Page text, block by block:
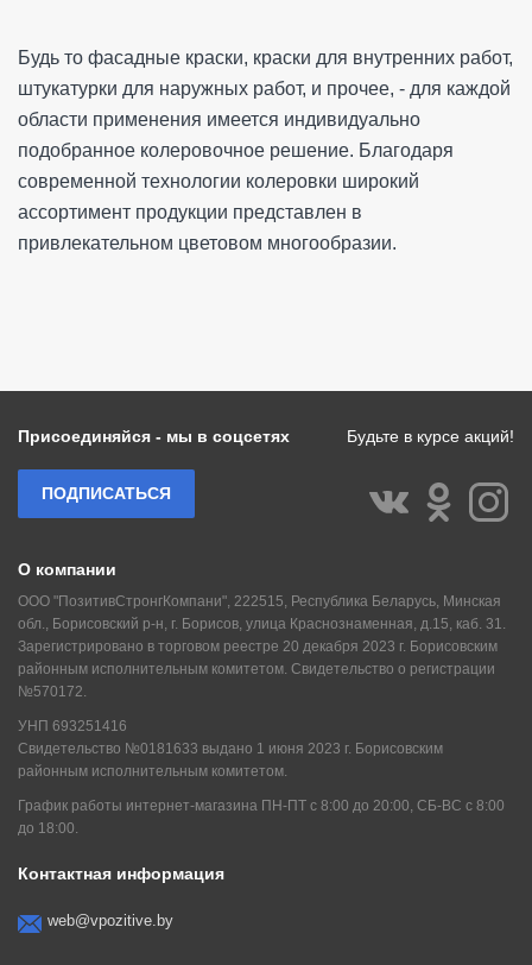
Будь то фасадные краски, краски для внутренних работ,
штукатурки для наружных работ, и прочее, - для каждой
области применения имеется индивидуально
подобранное колеровочное решение. Благодаря
современной технологии колеровки широкий
ассортимент продукции представлен в
привлекательном цветовом многообразии.
Контактная информация
web@vpozitive.by
О компании
ООО "ПозитивСтронгКомпани", 222515, Республика Беларусь, Минская
обл., Борисовский р-н, г. Борисов, улица Краснознаменная, д.15, каб. 31.
Зарегистрировано в торговом реестре 20 декабря 2023 г. Борисовским
районным исполнительным комитетом. Свидетельство о регистрации
№570172.
УНП 693251416
Свидетельство №0181633 выдано 1 июня 2023 г. Борисовским
районным исполнительным комитетом.
График работы интернет-магазина ПН-ПТ с 8:00 до 20:00, СБ-ВС с 8:00
до 18:00.
Присоединяйся - мы в соцсетях Будьте в курсе акций!
ПОДПИСАТЬСЯ